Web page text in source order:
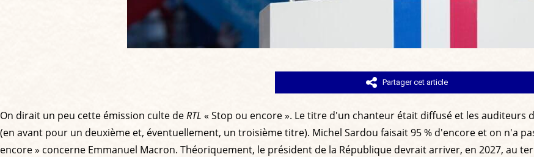
Partager cet article
On dirait un peu cette émission culte deRTL « Stop ou encore ». Le titre d'un chanteur était diffusé et les auditeurs
(en avant pour un deuxième et, éventuellement, un troisième titre). Michel Sardou faisait 95 % d'encore et on n'a
encore » concerne Emmanuel Macron. Théoriquement, le président de la République devrait arriver, en 2027, au